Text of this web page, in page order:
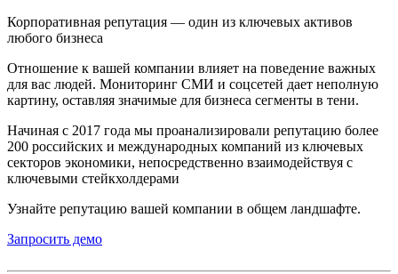
Корпоративная репутация — один из ключевых активов
любого бизнеса
Отношение к вашей компании влияет на поведение важных
для вас людей. Мониторинг СМИ и соцсетей дает неполную
картину, оставляя значимые для бизнеса сегменты в тени.
Начиная с 2017 года мы проанализировали репутацию более
200 российских и международных компаний из ключевых
секторов экономики, непосредственно взаимодействуя с
ключевыми стейкхолдерами
Узнайте репутацию вашей компании в общем ландшафте.
Запросить демо